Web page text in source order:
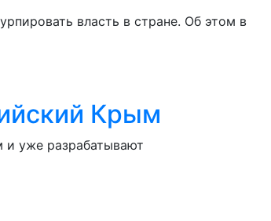
власть в стране. Об этом в
Крым
и уже разрабатывают